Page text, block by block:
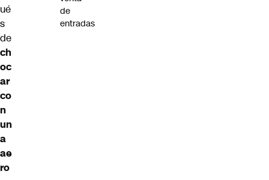
ué
s
de
ch
oc
ar
co
n
un
a
ae
ro
de
entradas